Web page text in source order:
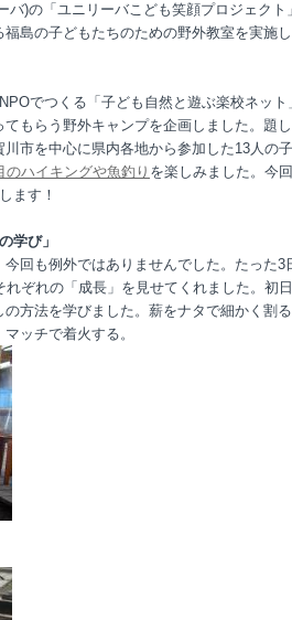
バ)の「ユニリーバこども笑顔プロジェクト
島の子どもたちのための野外教室を実施
でつくる「子ども自然と遊ぶ楽校ネット
もらう野外キャンプを企画しました。題
川市を中心に県内各地から参加した13人の
のハイキングや魚釣り を楽しみました。今
ます！
学び」
回も例外ではありませんでした。たった3
ぞれの「成長」を見せてくれました。初
方法を学びました。薪をナタで細かく割る
ッチで着火する。